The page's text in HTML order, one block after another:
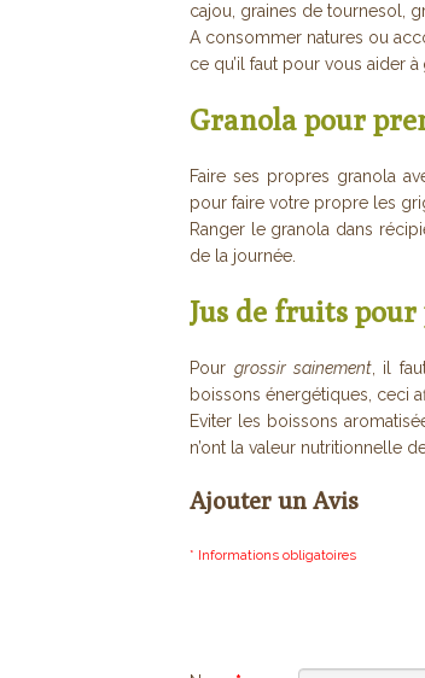
cajou, graines de tournesol,
A consommer natures ou
ce qu’il faut pour vous aider à
Granola pour
Faire ses propres granola
pour faire votre propre les
Ranger le granola dans
de la journée.
Jus de fruits
Pour grossir sainement, il
boissons énergétiques, ceci
Eviter les boissons
n’ont la valeur nutritionnelle
Ajouter un Avis
* Informations obligatoires